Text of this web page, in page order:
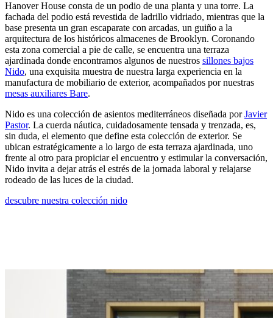
Hanover House consta de un podio de una planta y una torre. La
fachada del podio está revestida de ladrillo vidriado, mientras que la
base presenta un gran escaparate con arcadas, un guiño a la
arquitectura de los históricos almacenes de Brooklyn. Coronando
esta zona comercial a pie de calle, se encuentra una terraza
ajardinada donde encontramos algunos de nuestros sillones bajos
Nido, una exquisita muestra de nuestra larga experiencia en la
manufactura de mobiliario de exterior, acompañados por nuestras
mesas auxiliares Bare.
Nido es una colección de asientos mediterráneos diseñada porJavier
Pastor. La cuerda náutica, cuidadosamente tensada y trenzada, es,
sin duda, el elemento que define esta colección de exterior. Se
ubican estratégicamente a lo largo de esta terraza ajardinada, uno
frente al otro para propiciar el encuentro y estimular la conversación,
Nido invita a dejar atrás el estrés de la jornada laboral y relajarse
rodeado de las luces de la ciudad.
descubre nuestra colección nido